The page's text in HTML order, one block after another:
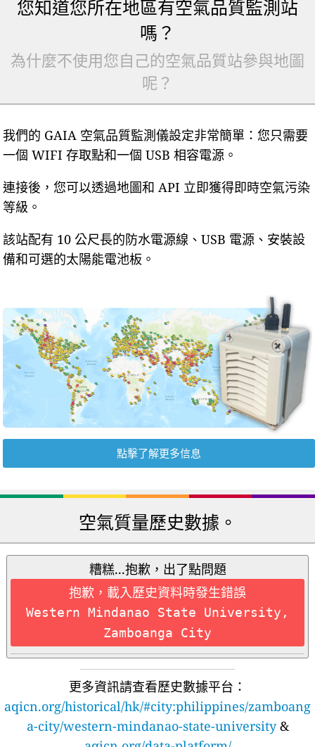
您知道您所在地區有空氣品質監測站
嗎？
為什麼不使用您自己的空氣品質站參與地圖
呢？
我們的 GAIA 空氣品質監測儀設定非常簡單：您只需要
一個 WIFI 存取點和一個 USB 相容電源。
連接後，您可以透過地圖和 API 立即獲得即時空氣污染
等級。
該站配有 10 公尺長的防水電源線、USB 電源、安裝設
備和可選的太陽能電池板。
點擊了解更多信息
空氣質量歷史數據。
糟糕...抱歉，出了點問題
抱歉，載入歷史資料時發生錯誤
Western Mindanao State University,
Zamboanga City
更多資訊請查看歷史數據平台：
aqicn.org/historical/hk/#city:philippines/zamboang
a-city/western-mindanao-state-university&